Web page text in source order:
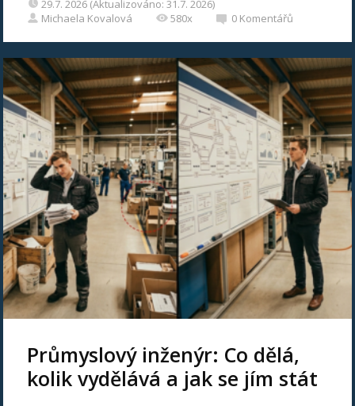
29.7. 2026 (Aktualizováno: 31.7. 2026)
Michaela Kovalová
580x 0 Komentářů
Průmyslový inženýr: Co dělá,
kolik vydělává a jak se jím stát